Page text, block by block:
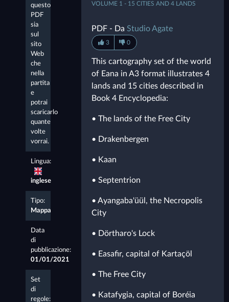
questo
PDF
sia
sul
sito
Web
che
nella
partita
e
potrai
scaricarlo
quante
volte
vorrai.
Lingua:
inglese
Tipo:
Mappa
Data
di
pubblicazione:
01/01/2021
Set
di
regole:
VOLUME 1 - 15 CITIES AND 4 LANDS
PDF - DaStudio Agate
3 0
This cartography set of the world
of Eana in A3 format illustrates 4
lands and 15 cities described in
Book 4 Encyclopedia:
• The lands of the Free City
• Drakenbergen
• Kaan
• Septentrion
• Ayangaba'üül, the Necropolis
City
• Dörtharo's Lock
• Easafir, capital of Kartaçöl
• The Free City
• Katafygia, capital of Boréia